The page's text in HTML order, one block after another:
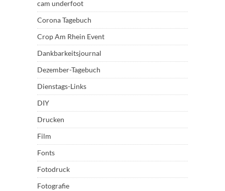
cam underfoot
Corona Tagebuch
Crop Am Rhein Event
Dankbarkeitsjournal
Dezember-Tagebuch
Dienstags-Links
DIY
Drucken
Film
Fonts
Fotodruck
Fotografie